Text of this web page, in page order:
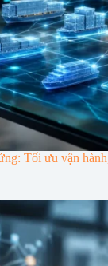
Tối ưu vận